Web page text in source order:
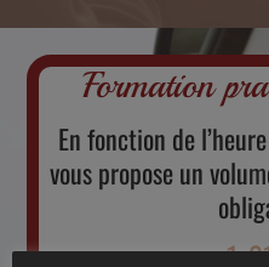
Formation
En fonction de
vous propose un
1